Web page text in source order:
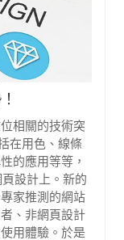
相關的技術突
在用色、線條
的應用等等，
設計上。新的
家推測的網站
、非網頁設計
用體驗。於是